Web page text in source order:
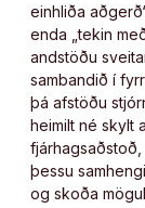
einhliða
enda „tekin
andstöðu
sambandið í
þá afstöðu
heimilt né skylt
fjárhagsaðstoð,
þessu
og skoða